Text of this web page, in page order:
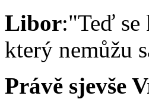
Libor:"Teď se
který nemůžu
Právě sjevše